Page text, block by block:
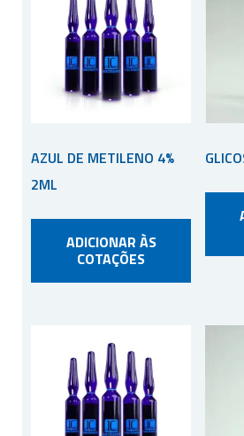
AZUL DE METILENO 4%
2ML
ADICIONAR ÀS
COTAÇÕES